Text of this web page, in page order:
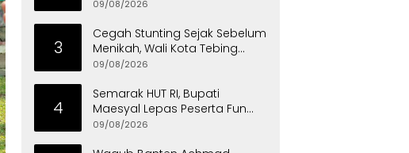
09/08/2026
3
Cegah Stunting Sejak Sebelum
Menikah, Wali Kota Tebing
Tinggi Dorong Optimalisasi
09/08/2026
4
Semarak HUT RI, Bupati
Maesyal Lepas Peserta Fun
Walk Kec Panongan
09/08/2026